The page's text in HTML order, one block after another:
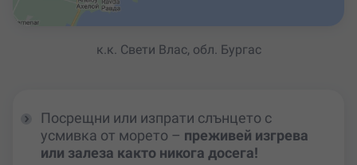
к.к. Свети Влас, обл. Бургас
Посрещни или изпрати слънцето с
усмивка от морето – преживей изгрева
или залеза както никога досега!